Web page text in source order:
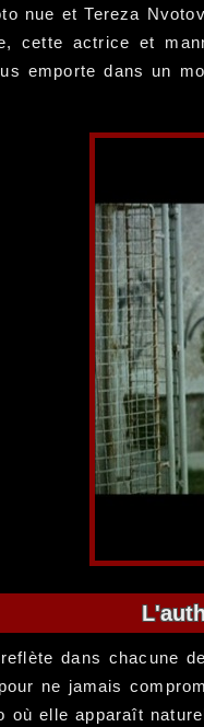
nue et Tereza
cette actrice et
emporte dans un
dans chacune
ne jamais
où elle apparaît